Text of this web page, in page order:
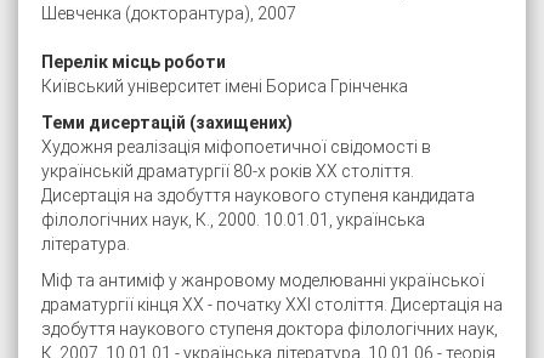
Шевченка (докторантура), 2007
Перелік місць роботи
Київський університет імені Бориса Грінченка
Теми дисертацій (захищених)
Художня реалізація міфопоетичної свідомості в
українській драматургії 80-х років ХХ століття.
Дисертація на здобуття наукового ступеня кандидата
філологічних наук, К., 2000. 10.01.01, українська
література.
Міф та антиміф у жанровому моделюванні української
драматургії кінця ХХ - початку ХХІ століття. Дисертація на
здобуття наукового ступеня доктора філологічних наук,
К.,2007. 10.01.01 - українська література, 10.01.06 - теорія